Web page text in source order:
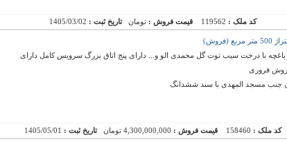
کد ملک : 119562 قیمت فروش : تومانتاریخ ثبت : 1405/03/02
با درخت سیب توت گل محمدی الو و... دارای پنج اتاق بزرگ سرویس کامل دارای
فروش فروری
جنب مسجد المهدی با سند ششدانگ
کد ملک : 158460 قیمت فروش : 4,300,000,000 تومان تاریخ ثبت : 1405/05/01